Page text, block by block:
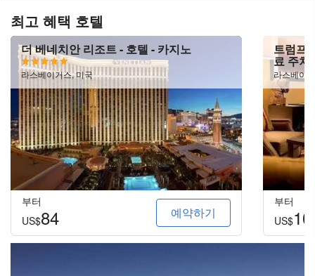
최고 혜택 호텔
더 베네치안 리조트 - 호텔 - 카지노
라스베이거스, 미국
부터
US$84 예약하기
트럼프
료 주차
라스베이
부터
US$